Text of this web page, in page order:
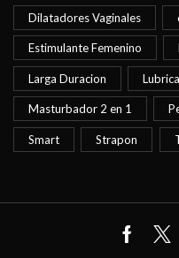
Dilatadores Vaginales
Estimulante Femenino
Larga Duracion
Masturbador 2 en 1
Smart Strapon